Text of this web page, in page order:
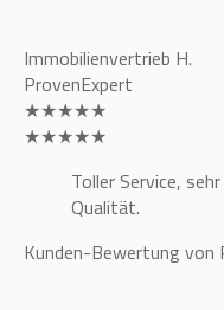
Immobilienvertrieb H.
ProvenExpert
★★★★★
★★★★★
Toller Service,
Qualität.
Kunden-Bewertung von